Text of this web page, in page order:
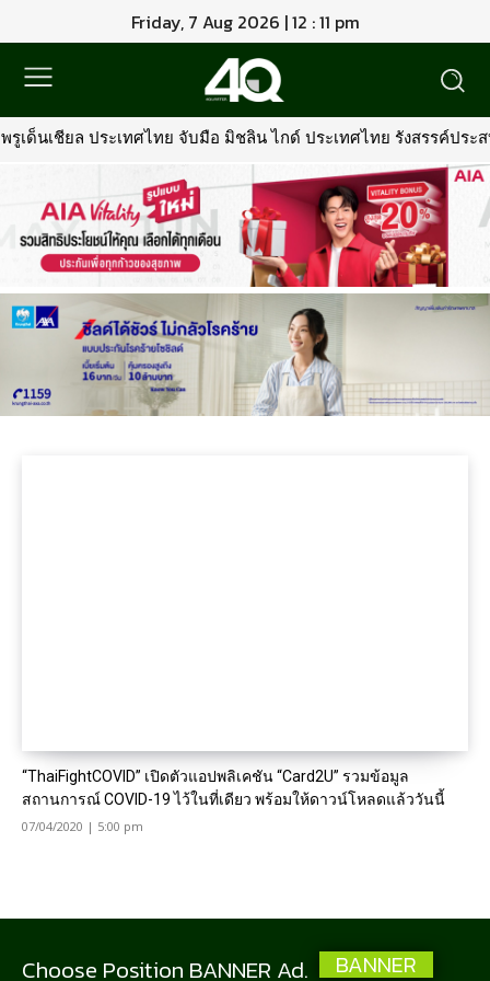
Friday, 7 Aug 2026 | 12 : 11 pm
เด็นเชียล ประเทศไทย จับมือ มิชลิน ไกด์ ประเทศไทย รังสรรค์ปร
“ThaiFightCOVID” เปิดตัวแอปพลิเคชัน “Card2U” รวมข้อมูล
สถานการณ์ COVID-19 ไว้ในที่เดียว พร้อมให้ดาวน์โหลดแล้ววันนี้
07/04/2020 | 5:00 pm
Choose Position BANNER Ad. BANNER